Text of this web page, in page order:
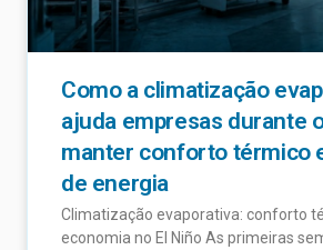
Como a climatização
ajuda empresas durante
manter conforto térmico
de energia
Climatização evaporativa: conforto
economia no El Niño As primeiras